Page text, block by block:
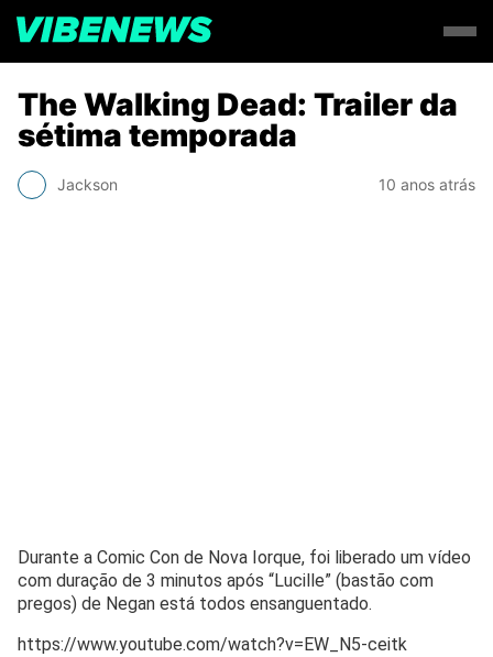
The Walking Dead: Trailer da
sétima temporada
Jackson 10 anos atrás
Durante a Comic Con de Nova Iorque, foi liberado um vídeo
com duração de 3 minutos após “Lucille” (bastão com
pregos) de Negan está todos ensanguentado.
https://www.youtube.com/watch?v=EW_N5-ceitk